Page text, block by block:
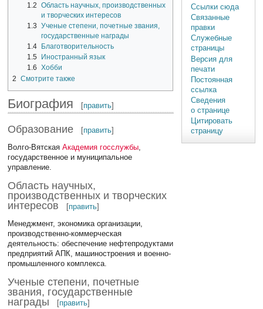
1.2 Область научных, производственных
и творческих интересов
1.3 Ученые степени, почетные звания,
государственные награды
1.4
Благотворительность
1.5
Иностранный язык
1.6 Хобби
2
Смотрите также
Биография [править]
Образование [править]
Волго-ВятскаяАкадемия госслужбы
государственное и муниципальное
управление.
Область научных,
производственных и творческих
интересов
[править]
Менеджмент, экономика организации,
производственно-коммерческая
деятельность: обеспечение нефтепродуктами
предприятий АПК, машиностроения и военно-
промышленного комплекса.
Ученые степени, почетные
звания, государственные
награды
[править]
Ссылки сюда
Связанные
правки
Служебные
страницы
Версия для
печати
Постоянная
ссылка
Сведения
о странице
Цитировать
страницу